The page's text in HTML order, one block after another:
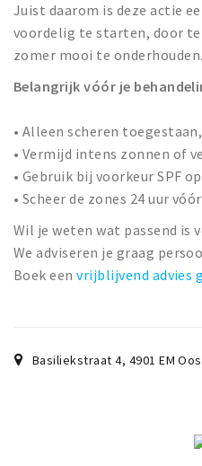
Juist daarom is deze actie
voordelig te starten, door
zomer mooi te onderhouden.
Belangrijk vóór je
• Alleen scheren
• Vermijd intens zonnen of
• Gebruik bij voorkeur SPF
• Scheer de zones 24 uur
Wil je weten wat passend is
We adviseren je graag
Boek eenvrijblijvend advies
Basiliekstraat 4, 4901 EM